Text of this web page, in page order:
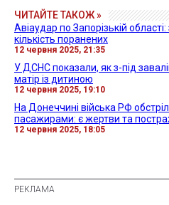
ЧИТАЙТЕ ТАКОЖ »
Авіаудар по Запорізькій
кількість поранених
12 червня 2025, 21:35
У ДСНС показали, як з-під
матір із дитиною
12 червня 2025, 19:10
На Донеччині війська РФ
пасажирами: є жертви та
12 червня 2025, 18:05